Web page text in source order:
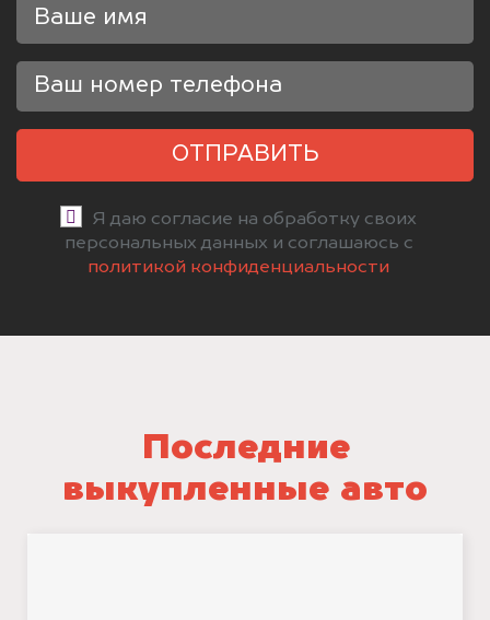
ОТПРАВИТЬ
Я даю согласие на обработку своих
персональных данных и соглашаюсь с
политикой конфиденциальности
Последние
выкупленные авто